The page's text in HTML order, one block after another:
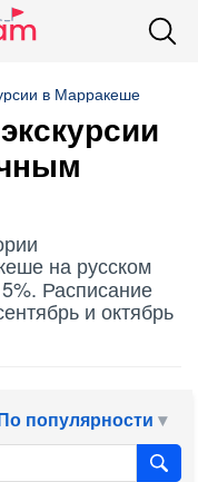
в Марракеше
экскурсии
на русском
Расписание
и октябрь
популярности